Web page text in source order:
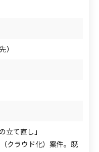
）
立て直し」
クラウド化）案件。既